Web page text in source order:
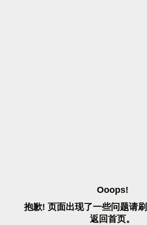
OOOPS!
抱歉! 页面出现了一些问题请刷
返 回首页。